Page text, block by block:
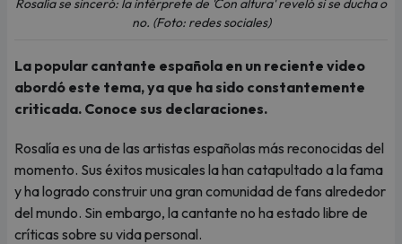
Rosalía se sinceró: la intérprete de 'Con altura' reveló si se ducha o
no. (Foto: redes sociales)
La popular cantante española en un reciente video
abordó este tema, ya que ha sido constantemente
criticada. Conoce sus declaraciones.
Rosalía es una de las artistas españolas más reconocidas del
momento. Sus éxitos musicales la han catapultado a la fama
y ha logrado construir una gran comunidad de fans alrededor
del mundo. Sin embargo, la cantante no ha estado libre de
críticas sobre su vida personal.